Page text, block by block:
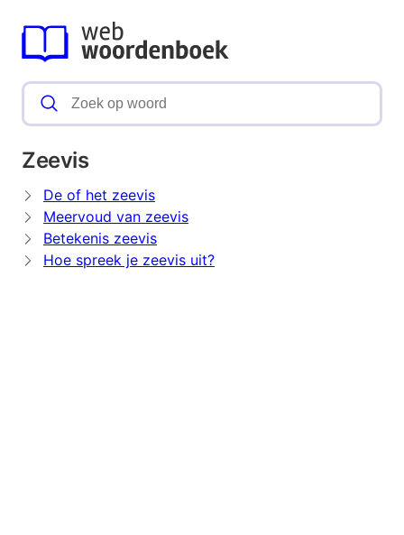
Zeevis
De of het zeevis
Meervoud van zeevis
Betekenis zeevis
Hoe spreek je zeevis uit?